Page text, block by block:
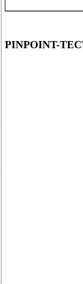
PINPOINT-